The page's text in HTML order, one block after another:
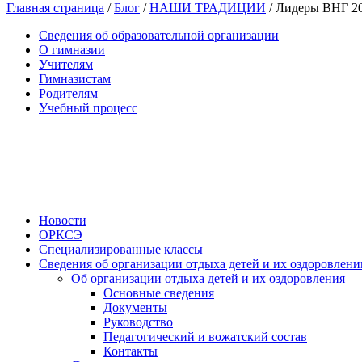
Главная страница /Блог /НАШИ ТРАДИЦИИ /Лидеры ВНГ
Сведения об образовательной организации
О гимназии
Учителям
Гимназистам
Родителям
Учебный процесс
Новости
ОРКСЭ
Специализированные классы
Сведения об организации отдыха детей и их
Об организации отдыха детей и их оздоровления
Основные сведения
Документы
Руководство
Педагогический и вожатский состав
Контакты